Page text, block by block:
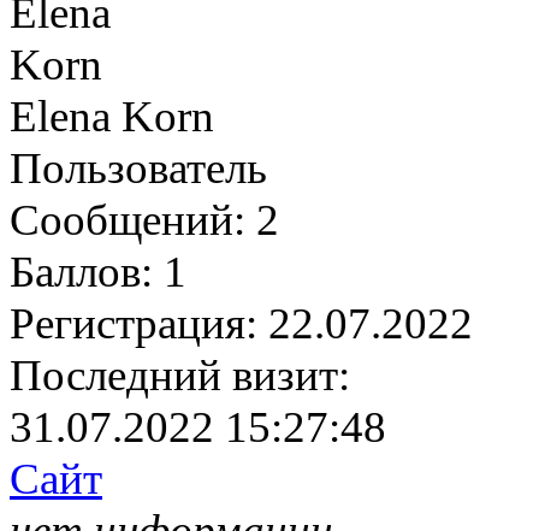
Elena Korn
Пользователь
Сообщений: 2
Баллов: 1
Регистрация: 22.07.2022
Последний визит:
31.07.2022 15:27:48
Сайт